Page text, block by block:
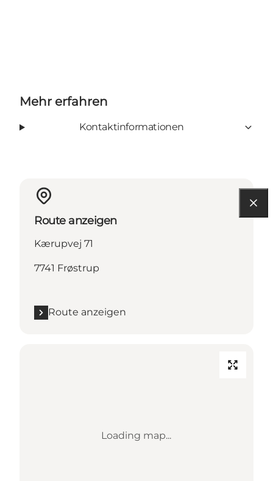
Mehr erfahren
Kontaktinformationen
Route anzeigen
Kærupvej 71
7741 Frøstrup
Route anzeigen
Loading map...